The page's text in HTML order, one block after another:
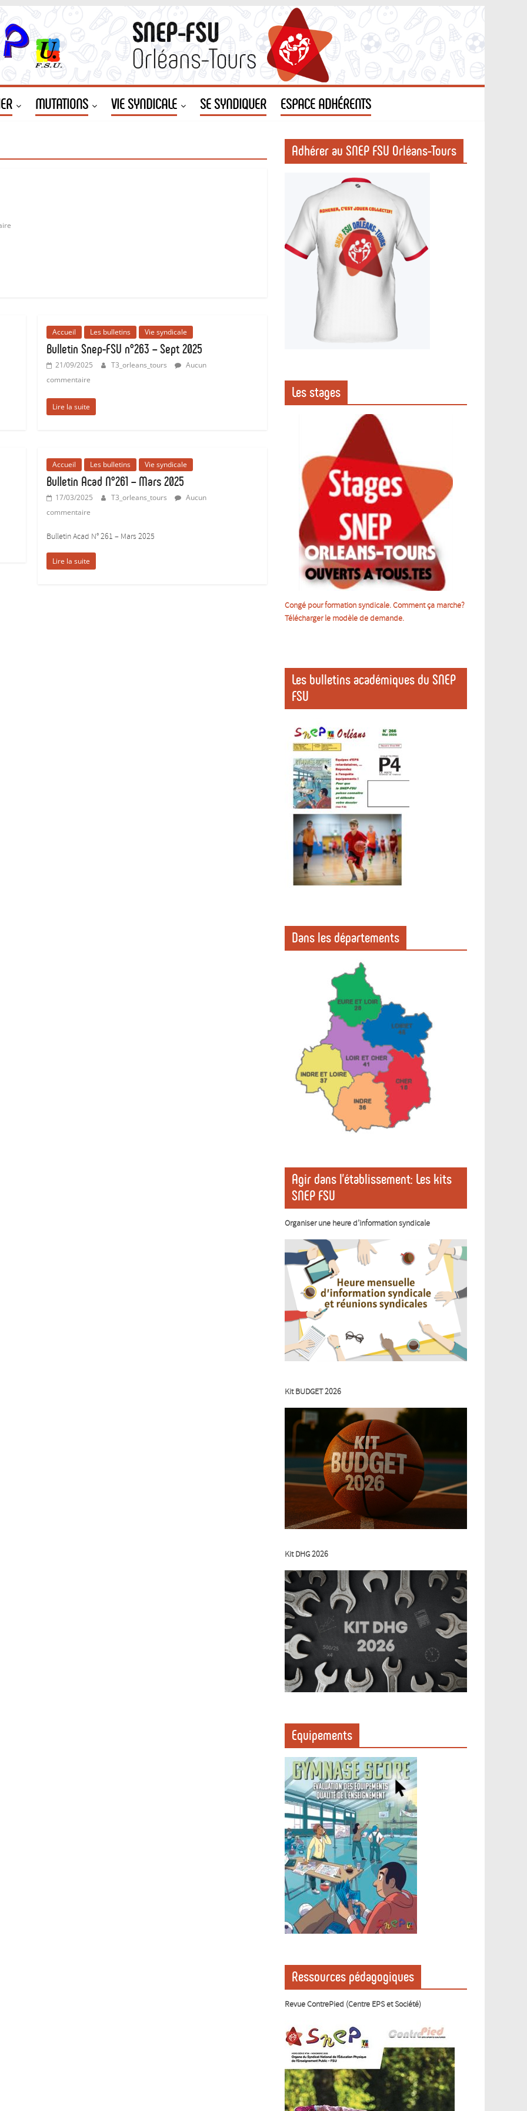
MUTATIONS VIE SYNDICALE SE SYNDIQUER ESPACE ADHÉRENTS
Accueil Les bulletins Vie syndicale
Bulletin Snep-FSU n°263 – Sept 2025
21/09/2025 T3_orleans_tours
Aucun
commentaire
Lire la suite
Accueil Les bulletins Vie syndicale
Bulletin Acad N°261 – Mars 2025
17/03/2025 T3_orleans_tours
Aucun
commentaire
Bulletin Acad N° 261 – Mars 2025
Lire la suite
Adhérer au SNEP FSU Orléans-Tours
Les stages
Congé pour formation syndicale. Comment ça marche?
Télécharger le modèle de demande.
Les bulletins académiques du SNEP
FSU
Dans les départements
Agir dans l’établissement: Les kits
SNEP FSU
Organiser une heure d’information syndicale
Kit BUDGET 2026
Kit DHG 2026
Equipements
Ressources pédagogiques
Revue ContrePied (Centre EPS et Société)